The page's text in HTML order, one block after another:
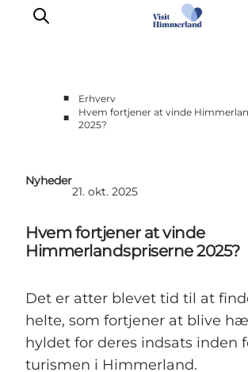
Møder & aktiviteter
Presse
Projekter
Info Spots
Om Destination
■
Erhverv
■
Hvem fortjener at vinde
2025?
Nyheder
21. okt. 2025
Hvem fortjener at vinde
Himmerlandspriserne 2025?
Det er atter blevet tid til at
helte, som fortjener at blive
hyldet for deres indsats inden
turismen i Himmerland.